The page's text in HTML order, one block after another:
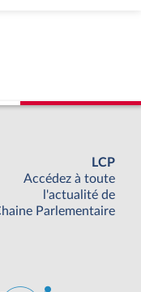
LCP
Accédez à toute
l'actualité de
Parlementaire